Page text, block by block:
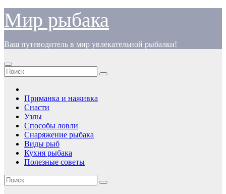
Перейти
содержимому
Мир рыбака
Ваш путеводитель в мир увлекательной рыбалки!
Приманка и наживка
Снасти
Узлы
Способы ловли
Снаряжение рыбака
Виды рыб
Кухня рыбака
Полезные советы